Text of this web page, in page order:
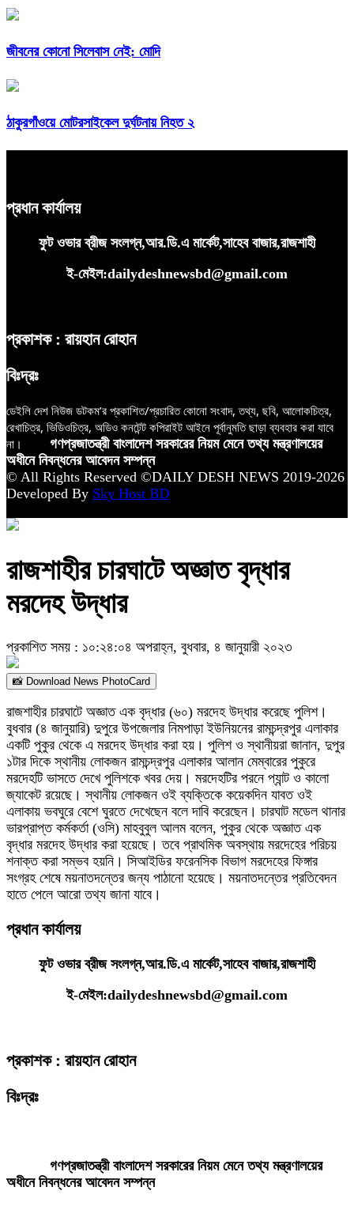
জীবনের কোনো সিলেবাস নেই: মোদি
ঠাকুরগাঁওয়ে মোটরসাইকেল দুর্ঘটনায় নিহত ২
প্রধান কার্যালয়
ফুট ওভার ব্রীজ সংলগ্ন,আর.ডি.এ মার্কেট,সাহেব বাজার,রাজশাহী
ই-মেইল:dailydeshnewsbd@gmail.com
প্রকাশক : রায়হান রোহান
বিঃদ্রঃ
ডেইলি দেশ নিউজ ডটকম’র প্রকাশিত/প্রচারিত কোনো সংবাদ, তথ্য, ছবি, আলোকচিত্র,
রেখাচিত্র, ভিডিওচিত্র, অডিও কনটেন্ট কপিরাইট আইনে পূর্বানুমতি ছাড়া ব্যবহার করা যাবে
না।
গণপ্রজাতন্ত্রী বাংলাদেশ সরকারের নিয়ম মেনে তথ্য মন্ত্রণালয়ের
অধীনে নিবন্ধনের আবেদন সম্পন্ন
© All Rights Reserved ©DAILY DESH NEWS 2019-2026
Developed By Sky Host BD
রাজশাহীর চারঘাটে অজ্ঞাত বৃদ্ধার
মরদেহ উদ্ধার
প্রকাশিত সময় : ১০:২৪:০৪ অপরাহ্ন, বুধবার, ৪ জানুয়ারী ২০২৩
📸 Download News PhotoCard
রাজশাহীর চারঘাটে অজ্ঞাত এক বৃদ্ধার (৬০) মরদেহ উদ্ধার করেছে পুলিশ।
বুধবার (৪ জানুয়ারি) দুপুরে উপজেলার নিমপাড়া ইউনিয়নের রামচন্দ্রপুর এলাকার
একটি পুকুর থেকে এ মরদেহ উদ্ধার করা হয়। পুলিশ ও স্থানীয়রা জানান, দুপুর
১টার দিকে স্থানীয় লোকজন রামচন্দ্রপুর এলাকার আলান মেম্বারের পুকুরে
মরদেহটি ভাসতে দেখে পুলিশকে খবর দেয়। মরদেহটির পরনে প্যান্ট ও কালো
জ্যাকেট রয়েছে। স্থানীয় লোকজন ওই ব্যক্তিকে কয়েকদিন যাবত ওই
এলাকায় ভবঘুরে বেশে ঘুরতে দেখেছেন বলে দাবি করেছেন। চারঘাট মডেল থানার
ভারপ্রাপ্ত কর্মকর্তা (ওসি) মাহবুবুল আলম বলেন, পুকুর থেকে অজ্ঞাত এক
বৃদ্ধার মরদেহ উদ্ধার করা হয়েছে। তবে প্রাথমিক অবস্থায় মরদেহের পরিচয়
শনাক্ত করা সম্ভব হয়নি। সিআইডির ফরেনসিক বিভাগ মরদেহের ফিঙ্গার
সংগ্রহ শেষে ময়নাতদন্তের জন্য পাঠানো হয়েছে। ময়নাতদন্তের প্রতিবেদন
হাতে পেলে আরো তথ্য জানা যাবে।
প্রধান কার্যালয়
ফুট ওভার ব্রীজ সংলগ্ন,আর.ডি.এ মার্কেট,সাহেব বাজার,রাজশাহী
ই-মেইল:dailydeshnewsbd@gmail.com
প্রকাশক : রায়হান রোহান
বিঃদ্রঃ
গণপ্রজাতন্ত্রী বাংলাদেশ সরকারের নিয়ম মেনে তথ্য মন্ত্রণালয়ের
অধীনে নিবন্ধনের আবেদন সম্পন্ন